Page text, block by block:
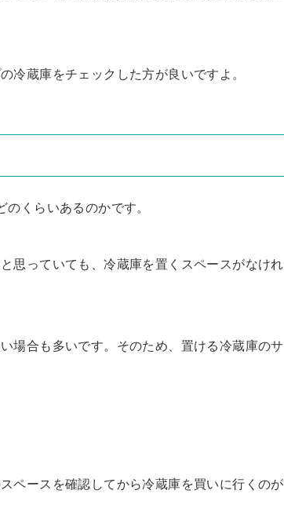
冷蔵庫をチェックした方が良いですよ。
のくらいあるのかです。
思っていても、冷蔵庫を置くスペースがなけれ
場合も多いです。そのため、置ける冷蔵庫のサ
ペースを確認してから冷蔵庫を買いに行くのが